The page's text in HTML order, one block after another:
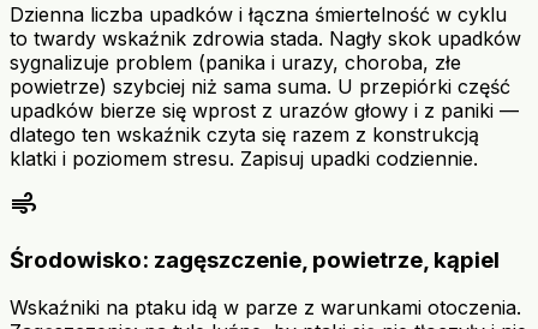
Dzienna liczba upadków i łączna śmiertelność w cyklu
to twardy wskaźnik zdrowia stada. Nagły skok upadków
sygnalizuje problem (panika i urazy, choroba, złe
powietrze) szybciej niż sama suma. U przepiórki część
upadków bierze się wprost z urazów głowy i z paniki —
dlatego ten wskaźnik czyta się razem z konstrukcją
klatki i poziomem stresu. Zapisuj upadki codziennie.
air
Środowisko: zagęszczenie, powietrze, kąpiel
Wskaźniki na ptaku idą w parze z warunkami otoczenia.